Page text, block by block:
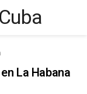
La Habana